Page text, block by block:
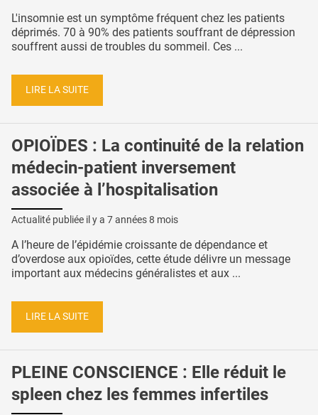
L'insomnie est un symptôme fréquent chez les patients
déprimés. 70 à 90% des patients souffrant de dépression
souffrent aussi de troubles du sommeil. Ces ...
LIRE LA SUITE
OPIOÏDES : La continuité de la relation
médecin-patient inversement
associée à l’hospitalisation
Actualité publiée il y a 7 années 8 mois
A l’heure de l’épidémie croissante de dépendance et
d’overdose aux opioïdes, cette étude délivre un message
important aux médecins généralistes et aux ...
LIRE LA SUITE
PLEINE CONSCIENCE : Elle réduit le
spleen chez les femmes infertiles